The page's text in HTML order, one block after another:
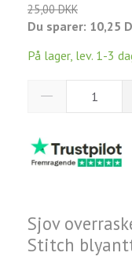
25,00 DKK
Du sparer: 10,25
På lager, lev. 1-3
Sjov
Stitch